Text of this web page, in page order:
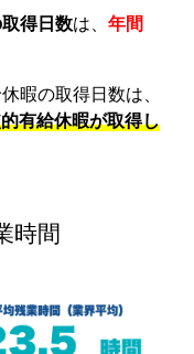
得日数は、 年間
暇の取得日数は、
有給休暇が取得し
時間